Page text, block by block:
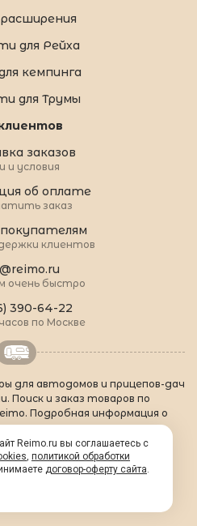
для Рейха
кемпинга
для Трумы
заказов
и условия
об оплате
заказ
клиентов
очень быстро
390-64-22
по Москве
для автодомов и прицепов-дач
Поиск и заказ товаров по
Подробная информация о
на русском языке.
| Формальности
| sitemap.xml
Reimo.ru вы соглашаетесь с
, политикой обработки
договор-оферту сайта.